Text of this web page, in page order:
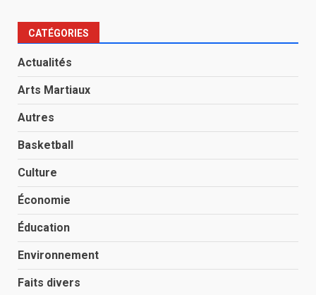
CATÉGORIES
Actualités
Arts Martiaux
Autres
Basketball
Culture
Économie
Éducation
Environnement
Faits divers